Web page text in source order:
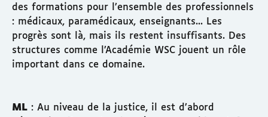
des formations pour l’ensemble des professionnels
: médicaux, paramédicaux, enseignants... Les
progrès sont là, mais ils restent insuffisants. Des
structures comme l’Académie WSC jouent un rôle
important dans ce domaine.
ML : Au niveau de la justice, il est d’abord